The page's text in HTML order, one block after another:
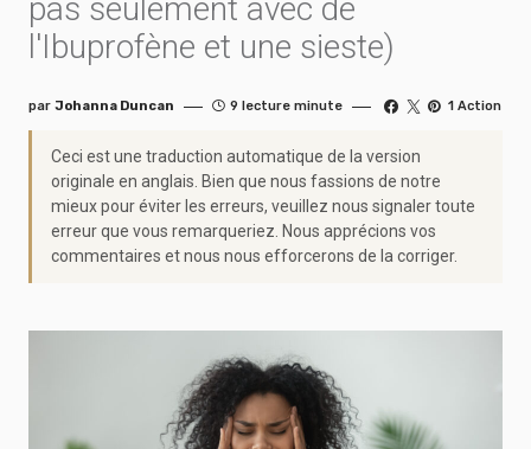
pas seulement avec de
l'Ibuprofène et une sieste)
par Johanna Duncan 9 lecture minute 1 Action
Ceci est une traduction automatique de la version
originale en anglais. Bien que nous fassions de notre
mieux pour éviter les erreurs, veuillez nous signaler toute
erreur que vous remarqueriez. Nous apprécions vos
commentaires et nous nous efforcerons de la corriger.